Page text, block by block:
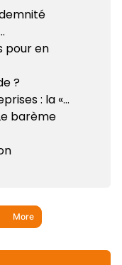
pour en
?
: la «…
barème
More